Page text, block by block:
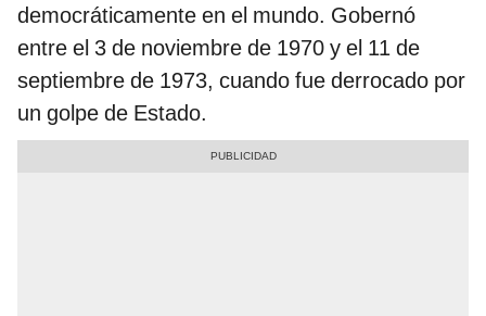
democráticamente en el mundo. Gobernó
entre el 3 de noviembre de 1970 y el 11 de
septiembre de 1973, cuando fue derrocado por
un golpe de Estado.